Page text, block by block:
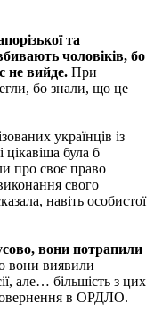
та
чоловіків, бо
не вийде. При
бо знали, що це
українців із
була б
про своє право
свого
навіть особистої
вони потрапили
вони виявили
але… більшість з цих
в ОРДЛО.